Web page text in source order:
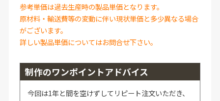
参考単価は過去生産時の製品単価となります。
原材料・輸送費等の変動に伴い現状単価と多少異なる場合
がございます。
詳しい製品単価についてはお問合せ下さい。
制作のワンポイントアドバイス
今回は1年と間を空けずしてリピート注文いただき、